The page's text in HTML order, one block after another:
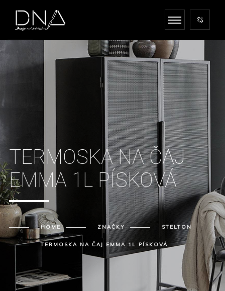
TERMOSKA NA ČAJ
EMMA 1L PÍSKOVÁ
HOME ZNAČKY STELTON
TERMOSKA NA ČAJ EMMA 1L PÍSKOVÁ